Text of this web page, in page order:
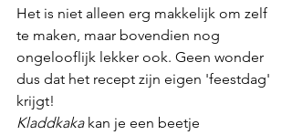
Het is niet alleen erg makkelijk om zelf
te maken, maar bovendien nog
ongelooflijk lekker ook. Geen wonder
dus dat het recept zijn eigen 'feestdag'
krijgt!
Kladdkaka kan je een beetje